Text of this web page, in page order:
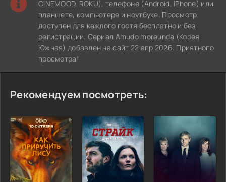
CINEMOOD, ROKU), телефоне (Android, iPhone) или
планшете, компьютере и ноутбуке. Просмотр
доступен для каждого гостя бесплатно и без
регистрации. Сериал Amudo moreunda (Корея
Южная) добавлен на сайт 22 апр 2026. Приятного
просмотра!
Рекомендуем посмотреть: